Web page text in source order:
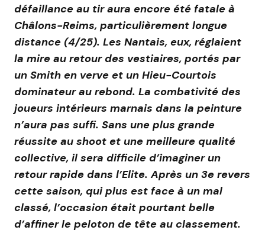
défaillance au tir aura encore été fatale à
Châlons-Reims, particulièrement longue
distance (4/25). Les Nantais, eux, réglaient
la mire au retour des vestiaires, portés par
un Smith en verve et un Hieu-Courtois
dominateur au rebond. La combativité des
joueurs intérieurs marnais dans la peinture
n’aura pas suffi. Sans une plus grande
réussite au shoot et une meilleure qualité
collective, il sera difficile d’imaginer un
retour rapide dans l’Elite. Après un 3e revers
cette saison, qui plus est face à un mal
classé, l’occasion était pourtant belle
d’affiner le peloton de tête au classement.